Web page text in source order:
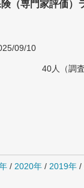
（専門家評価）
09/10
40人（調
/ 2020年 / 2019年 /